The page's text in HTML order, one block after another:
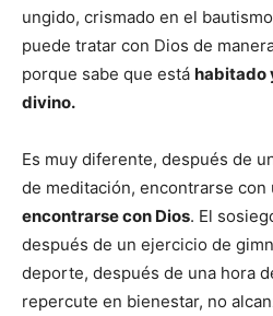
ungido, crismado en el
puede tratar con Dios de
porque sabe que está habitado
divino.
Es muy diferente, después de
de meditación, encontrarse con
encontrarse con Dios. El
después de un ejercicio de
deporte, después de una hora
repercute en bienestar, no